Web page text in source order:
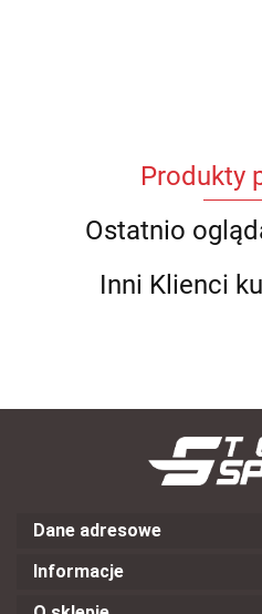
Produkty
Ostatnio
Inni Klienci
Dane adresowe
Informacje